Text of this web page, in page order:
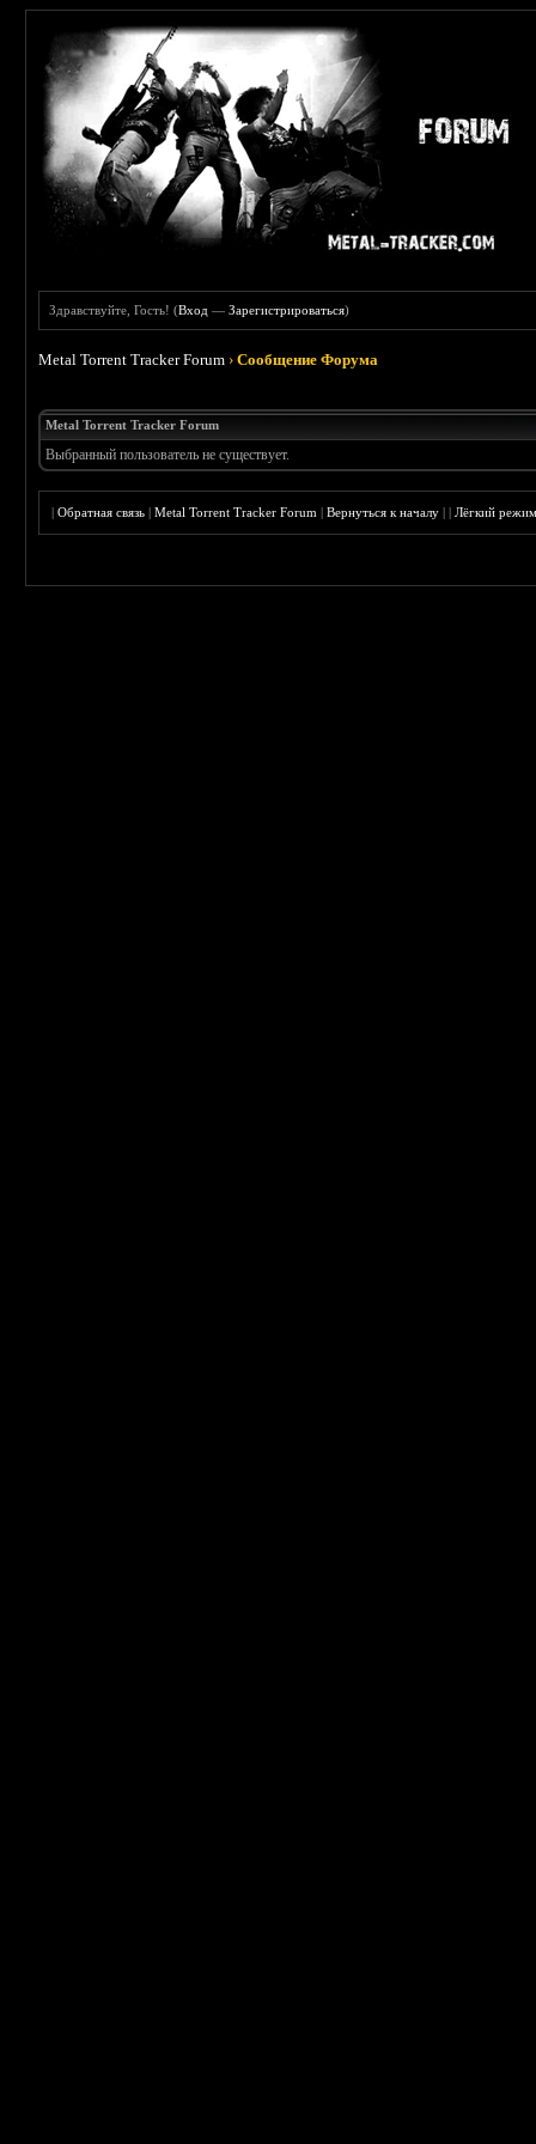
Здравствуйте, Гость! (Вход —Зарегистрироваться)
Metal Torrent Tracker Forum ›Сообщение Форума
Metal Torrent Tracker Forum
Выбранный пользователь не существует.
|Обратная связь |Metal Torrent Tracker Forum |Вернуться к началу ||Лёгкий